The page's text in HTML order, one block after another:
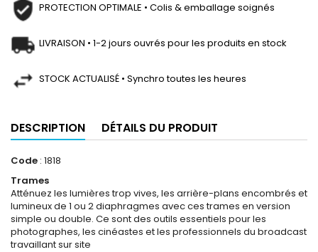
PROTECTION OPTIMALE • Colis & emballage soignés
LIVRAISON • 1-2 jours ouvrés pour les produits en stock
STOCK ACTUALISÉ • Synchro toutes les heures
DESCRIPTION DÉTAILS DU PRODUIT
Code : 1818
Trames
Atténuez les lumières trop vives, les arrière-plans encombrés et
lumineux de 1 ou 2 diaphragmes avec ces trames en version
simple ou double. Ce sont des outils essentiels pour les
photographes, les cinéastes et les professionnels du broadcast
travaillant sur site